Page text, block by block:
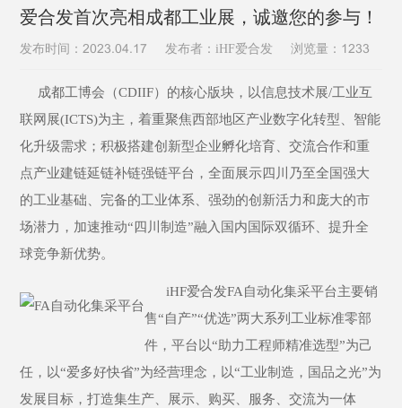
当前位置：首页 新闻资讯 公司动态
爱合发首次亮相成都工业展，诚邀您的参与！
发布时间：2023.04.17 发布者：iHF爱合发 浏览量： 1233
成都工博会（CDIIF）的核心版块，以信息技术展/工业互
联网展(ICTS)为主，着重聚焦西部地区产业数字化转型、智能
化升级需求；积极搭建创新型企业孵化培育、交流合作和重
点产业建链延链补链强链平台，全面展示四川乃至全国强大
的工业基础、完备的工业体系、强劲的创新活力和庞大的市
场潜力，加速推动“四川制造”融入国内国际双循环、提升全
球竞争新优势。
iHF爱合发FA自动化集采平台主要销
售“自产”“优选”两大系列工业标准零部
件，平台以“助力工程师精准选型”为己
任，以“爱多好快省”为经营理念，以“工业制造，国品之光”为
发展目标，打造集生产、展示、购买、服务、交流为一体